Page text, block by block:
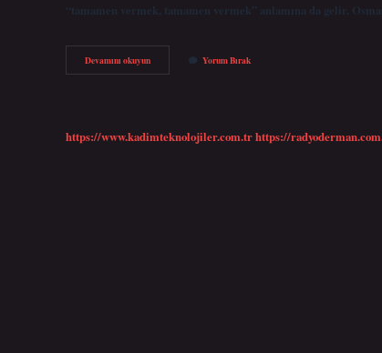
“tamamen vermek, tamamen vermek” anlamına da gelir.
Devamını okuyunZalif
Osmanlıca
Yorum Bırak
https://www.kadimteknolojiler.com.trhttps://